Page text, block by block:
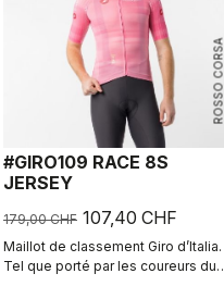
ROSSO CORSA
#GIRO109 RACE 8S
JERSEY
179,00 CHF 107,40 CHF
Maillot de classement Giro d’Italia.
Tel que porté par les coureurs du